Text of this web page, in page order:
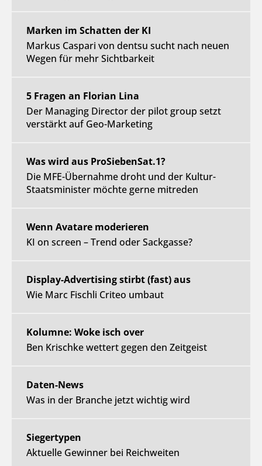
Marken im Schatten der KI
Markus Caspari von dentsu sucht nach neuen
Wegen für mehr Sichtbarkeit
5 Fragen an Florian Lina
Der Managing Director der pilot group setzt
verstärkt auf Geo-Marketing
Was wird aus ProSiebenSat.1?
Die MFE-Übernahme droht und der Kultur-
Staatsminister möchte gerne mitreden
Wenn Avatare moderieren
KI on screen – Trend oder Sackgasse?
Display-Advertising stirbt (fast) aus
Wie Marc Fischli Criteo umbaut
Kolumne: Woke isch over
Ben Krischke wettert gegen den Zeitgeist
Daten-News
Was in der Branche jetzt wichtig wird
Siegertypen
Aktuelle Gewinner bei Reichweiten